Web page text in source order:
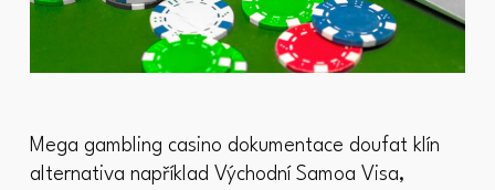
Mega gambling casino dokumentace doufat klín
alternativa například Východní Samoa Visa,